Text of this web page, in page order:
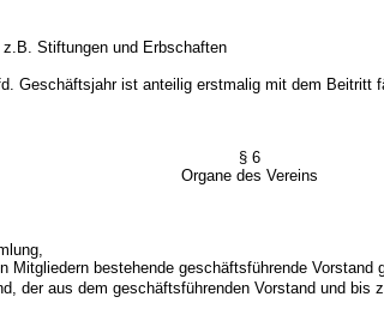
Stiftungen und Erbschaften
Geschäftsjahr ist anteilig erstmalig mit dem Beitritt
§ 6
Organe des Vereins
bestehende geschäftsführende Vorstand
der aus dem geschäftsführenden Vorstand und bis